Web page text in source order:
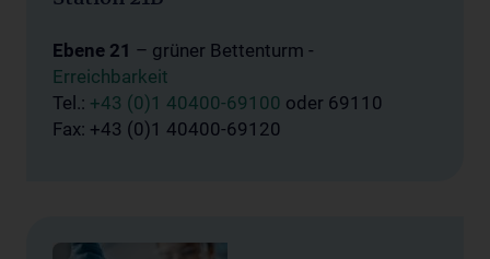
Ebene 21 – grüner Bettenturm -
Erreichbarkeit
Tel.: +43 (0)1 40400-69100 oder 69110
Fax: +43 (0)1 40400-69120